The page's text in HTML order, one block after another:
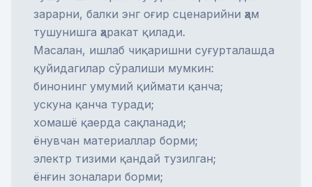
зарарни, балки энг оғир сценарийни ҳам
тушунишга ҳаракат қилади.
Масалан, ишлаб чиқаришни суғурталашда
қуйидагилар сўралиши мумкин:
бинонинг умумий қиймати қанча;
ускуна қанча туради;
хомашё қаерда сақланади;
ёнувчан материаллар борми;
электр тизими қандай тузилган;
ёнғин зоналари борми;